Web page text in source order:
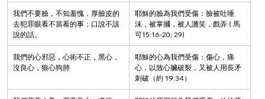
我們不要臉，不知羞愧，厚臉皮的
去犯罪眼看不當看的事；口說不該
說的話。
耶穌的臉為我們受傷：臉被吐唾
沫，被掌摑，被人譏笑，戲弄 ( 馬
可15:16-20; 29)
我們的心邪惡，心術不正，黑心，
沒良心，狼心狗肺
耶穌的心為我們受傷：傷心，痛
心，以致心臟破裂，又被人用長矛
刺破（約 19:34）